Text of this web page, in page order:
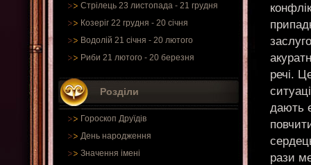
Стрілець 23 листопада - 21 грудня
Козеріг 22 грудня - 20 січня
Водолій 21 січня - 20 лютого
Риби 21 лютого - 20 березня
Розділи
Гороскоп Друїдів
День народження
Значення імені
речі.
дають
рази